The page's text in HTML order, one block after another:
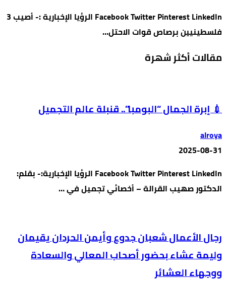
Facebook Twitter Pinterest LinkedIn الرؤيا الإخبارية :- أصيب 3
فلسطينيين برصاص قوات الاحتل…
مقالات أكثر شهرة
💉 إبرة الجمال “البومبا”.. قنبلة عالم التجميل
alroya
2025-08-31
Facebook Twitter Pinterest LinkedIn الرؤيا الإخبارية:- بقلم:
الدكتور صهيب القرالة – أخصائي تجميل في …
رجال الأعمال شعبان جدوع وأيمن الحردان يقيمان
وليمة عشاء بحضور أصحاب المعالي والسعادة
ووجهاء العشائر